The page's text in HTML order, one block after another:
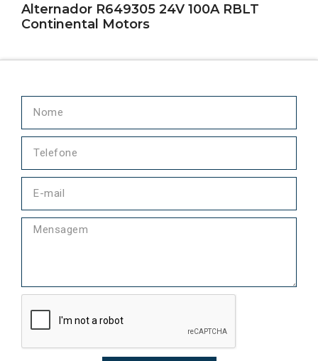
Alternador R649305 24V 100A RBLT
Continental Motors